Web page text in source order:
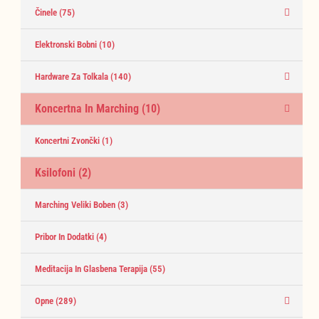
Činele (75)
Elektronski Bobni (10)
Hardware Za Tolkala (140)
Koncertna In Marching (10)
Koncertni Zvončki (1)
Ksilofoni (2)
Marching Veliki Boben (3)
Pribor In Dodatki (4)
Meditacija In Glasbena Terapija (55)
Opne (289)